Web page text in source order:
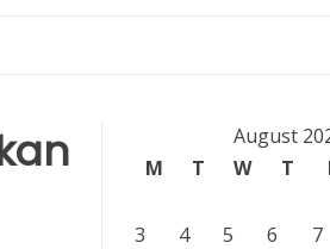
August
M
T W T
3
4 5 6 7